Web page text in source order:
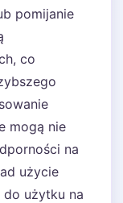
pomijanie
co
mogą nie
na
użycie
użytku na